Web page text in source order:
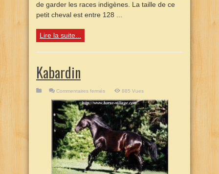
de garder les races indigènes. La taille de ce
petit cheval est entre 128 ...
Lire la suite...
Kabardin
Commentaires fermés 885 Vues